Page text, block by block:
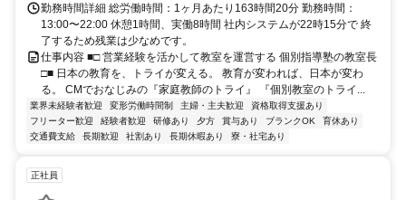
勤務時間詳細 総労働時間：1ヶ月あたり163時間20分 勤務時間：
13:00〜22:00 休憩1時間、実働8時間 社内システムが22時15分で 終
了するため残業は少なめです。
仕事内容 ■□ 営業経験を活かして教室を運営する 個別指導塾の教室長
□■ 日本の教育を、トライが変える。 教育が変われば、日本が変わ
る。 CMでおなじみの『家庭教師のトライ』 『個別教室のトライ...
業界未経験者歓迎 変形労働時間制 主婦・主夫歓迎
資格取得支援あり
フリーター歓迎
経験者歓迎 研修あり 夕方 賞与あり ブランクOK
育休あり
交通費支給
長期歓迎 社割あり 長期休暇あり 寮・社宅あり
正社員